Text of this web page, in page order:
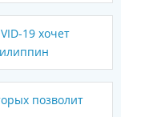
19 хочет
позволит